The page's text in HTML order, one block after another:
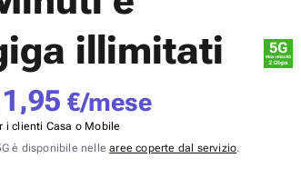
illimitati
€/mese
i clienti Casa o Mobile
è disponibile nellearee coperte dal servizio.